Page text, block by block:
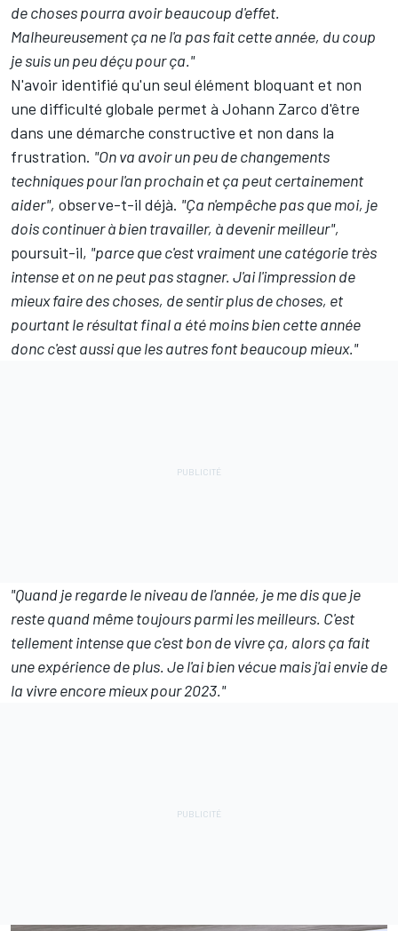
de choses pourra avoir beaucoup d'effet.
Malheureusement ça ne l'a pas fait cette année, du coup
je suis un peu déçu pour ça."
N'avoir identifié qu'un seul élément bloquant et non
une difficulté globale permet à Johann Zarco d'être
dans une démarche constructive et non dans la
frustration. "On va avoir un peu de changements
techniques pour l'an prochain et ça peut certainement
aider", observe-t-il déjà. "Ça n'empêche pas que moi, je
dois continuer à bien travailler, à devenir meilleur",
poursuit-il, "parce que c'est vraiment une catégorie très
intense et on ne peut pas stagner. J'ai l'impression de
mieux faire des choses, de sentir plus de choses, et
pourtant le résultat final a été moins bien cette année
donc c'est aussi que les autres font beaucoup mieux."
"Quand je regarde le niveau de l'année, je me dis que je
reste quand même toujours parmi les meilleurs. C'est
tellement intense que c'est bon de vivre ça, alors ça fait
une expérience de plus. Je l'ai bien vécue mais j'ai envie de
la vivre encore mieux pour 2023."